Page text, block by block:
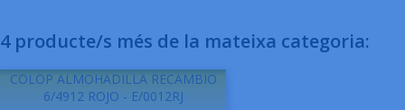
4 producte/s més de la mateixa categoria:
COLOP ALMOHADILLA RECAMBIO
6/4912 ROJO - E/0012RJ